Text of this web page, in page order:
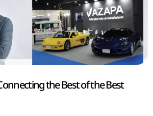
the Best of the Best